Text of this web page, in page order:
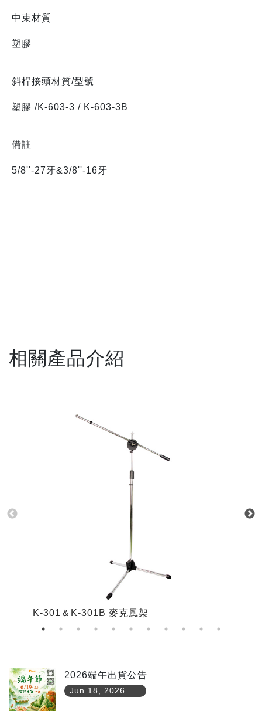
中束材質
塑膠
斜桿接頭材質/型號
塑膠 /K-603-3 / K-603-3B
備註
5/8''-27牙&3/8''-16牙
相關產品介紹
K-301＆K-301B 麥克風架
2026端午出貨公告
Jun 18, 2026